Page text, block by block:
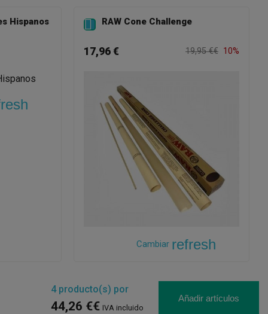
Hispanos  RAW Cone Challenge
17,96 € 19,95 €€ 10%
Cambiar refresh
4producto(s) por
44,26 €€ IVA incluido
Añadir artículos